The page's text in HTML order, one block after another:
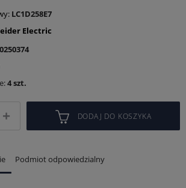
LC1D258E7
Electric
4 szt.
DODAJ DO KOSZYKA
Podmiot odpowiedzialny